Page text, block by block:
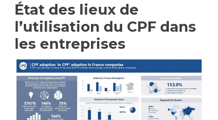
État des lieux de
l’utilisation du CPF dans
les entreprises